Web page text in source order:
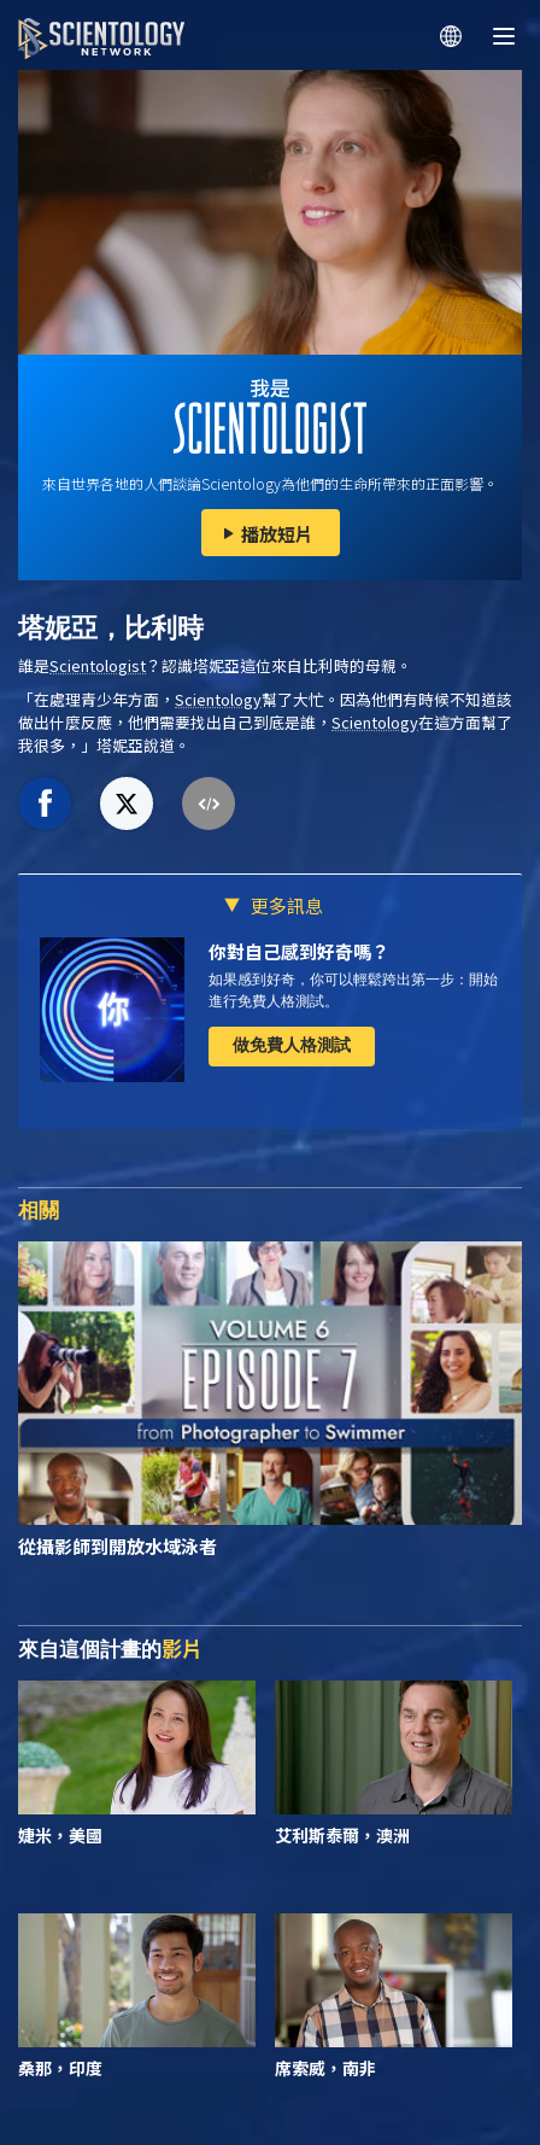
來自世界各地的人們談論Scientology為他們的生命所帶來的正面影響。
播放短片
塔妮亞，比利時
誰是Scientologist？認識塔妮亞這位來自比利時的母親。
「在處理青少年方面， Scientology幫了大忙。因為他們有時候不知道該
做出什麼反應，他們需要找出自己到底是誰， Scientology在這方面幫了
我很多，」塔妮亞說道。
更多訊息
你對自己感到好奇嗎？
如果感到好奇，你可以輕鬆跨出第一步：開始
進行免費人格測試。
做免費人格測試
相關
從攝影師到開放水域泳者
來自這個計畫的影片
婕米，美國 艾利斯泰爾，澳洲
桑那，印度 席索威，南非